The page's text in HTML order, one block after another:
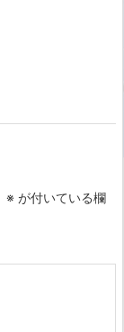
※ が付いている欄